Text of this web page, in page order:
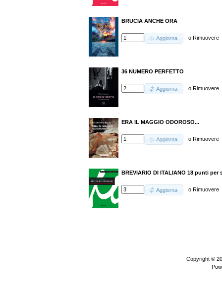
BRUCIA ANCHE ORA
Aggiorna oRimuovere
36 NUMERO PERFETTO
Aggiorna oRimuovere
ERA IL MAGGIO ODOROSO...
Aggiorna oRimuovere
BREVIARIO DI ITALIANO 18 punti per
Aggiorna oRimuovere
Copyright ©